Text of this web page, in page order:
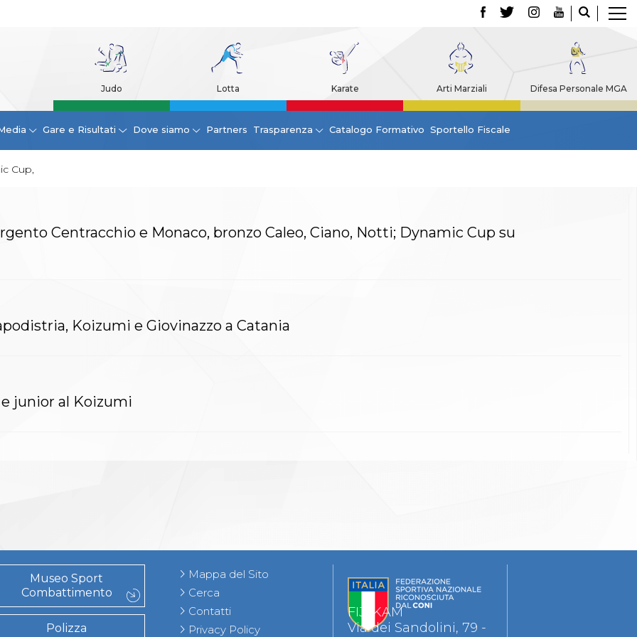
Judo Lotta Karate Arti Marziali Difesa Personale MGA
Gare e Risultati Dove siamo Partners Trasparenza Catalogo Formativo Sportello Fiscale
Cup,
Centracchio e Monaco, bronzo Caleo, Ciano, Notti; Dynamic Cup su
Koizumi e Giovinazzo a Catania
junior al Koizumi
Museo Sport
Combattimento
Polizza
Mappa del Sito
Cerca
Contatti
Privacy Policy
FIJLKAM
Via dei Sandolini, 79 -